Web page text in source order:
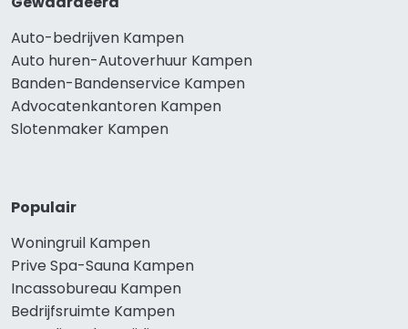
Auto-bedrijven Kampen
Auto huren-Autoverhuur Kampen
Banden-Bandenservice Kampen
Advocatenkantoren Kampen
Slotenmaker Kampen
Populair
Woningruil Kampen
Prive Spa-Sauna Kampen
Incassobureau Kampen
Bedrijfsruimte Kampen